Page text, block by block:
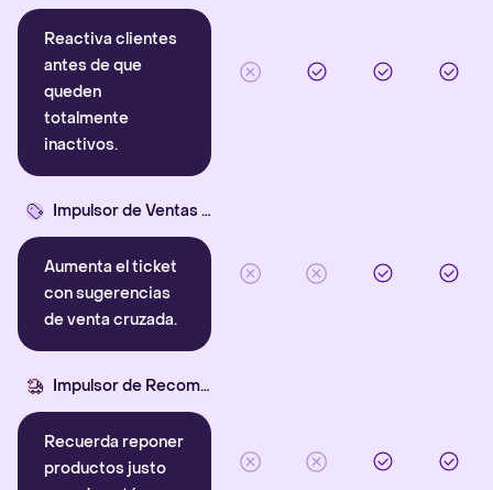
Reactiva clientes
antes de que
queden
totalmente
inactivos.
Impulsor de Ventas Cruzadas
Aumenta el ticket
con sugerencias
de venta cruzada.
Impulsor de Recompra
Recuerda reponer
productos justo